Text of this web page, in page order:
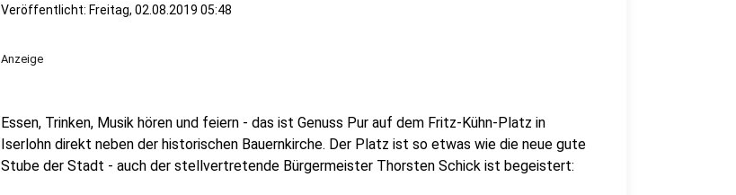
Veröffentlicht: Freitag, 02.08.2019 05:48
Anzeige
Essen, Trinken, Musik hören und feiern - das ist Genuss Pur auf dem Fritz-Kühn-Platz in
Iserlohn direkt neben der historischen Bauernkirche. Der Platz ist so etwas wie die neue gute
Stube der Stadt - auch der stellvertretende Bürgermeister Thorsten Schick ist begeistert: